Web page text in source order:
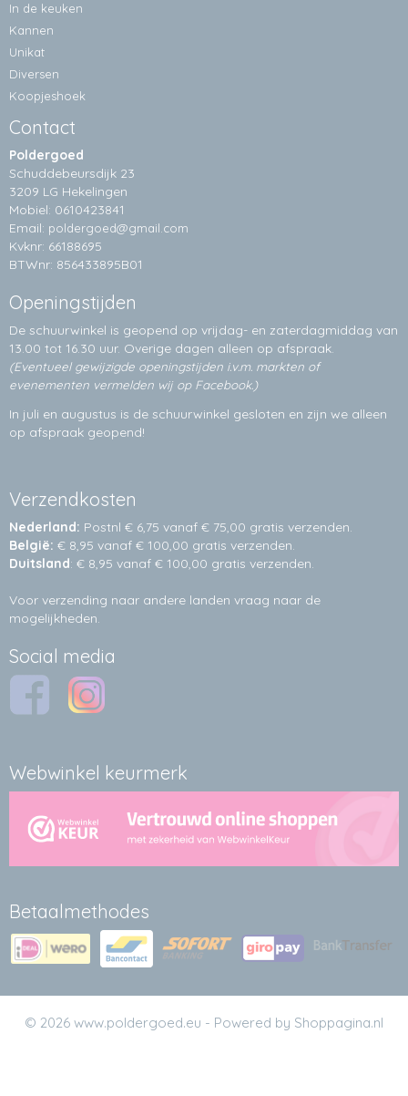
In de keuken
Kannen
Unikat
Diversen
Koopjeshoek
Contact
Poldergoed
Schuddebeursdijk 23
3209 LG Hekelingen
Mobiel: 0610423841
Email: poldergoed@gmail.com
Kvknr: 66188695
BTWnr: 856433895B01
Openingstijden
De schuurwinkel is geopend op vrijdag- en zaterdagmiddag van
13.00 tot 16.30 uur. Overige dagen alleen op afspraak.
(Eventueel gewijzigde openingstijden i.v.m. markten of
evenementen vermelden wij op Facebook.)
In juli en augustus is de schuurwinkel gesloten en zijn we alleen
op afspraak geopend!
Verzendkosten
Nederland: Postnl € 6,75 vanaf € 75,00 gratis verzenden.
België: € 8,95 vanaf € 100,00 gratis verzenden.
Duitsland: € 8,95 vanaf € 100,00 gratis verzenden.
Voor verzending naar andere landen vraag naar de
mogelijkheden.
Social media
Webwinkel keurmerk
Betaalmethodes
© 2026 www.poldergoed.eu - Powered by Shoppagina.nl